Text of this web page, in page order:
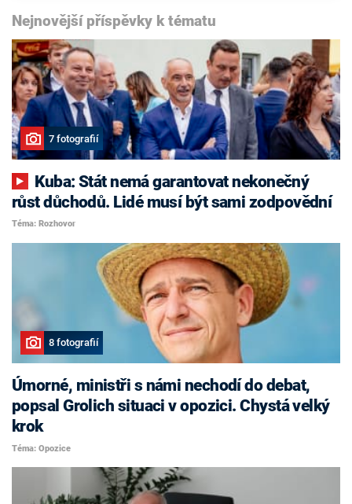
Nejnovější příspěvky k tématu
7 fotografií
růst důchodů. Lidé musí být sami zodpovědní
Téma: Rozhovor
8 fotografií
Úmorné, ministři s námi nechodí do debat,
popsal Grolich situaci v opozici. Chystá velký
krok
Téma: Opozice